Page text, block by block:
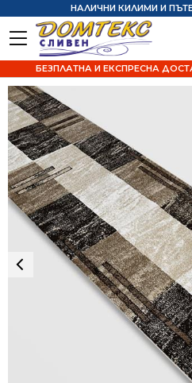
НАЛИЧНИ КИЛИМИ И
БЕЗПЛАТНА И ЕКСПРЕСНА